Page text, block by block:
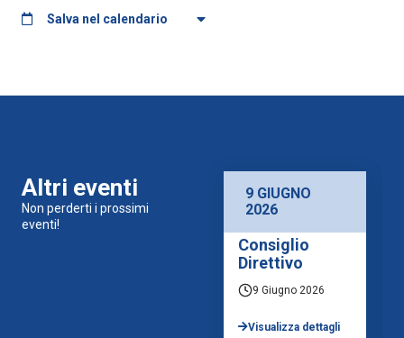
Salva nel calendario
Altri eventi
Non perderti i prossimi
eventi!
9 GIUGNO
2026
Consiglio
Direttivo
9 Giugno 2026
Visualizza dettagli